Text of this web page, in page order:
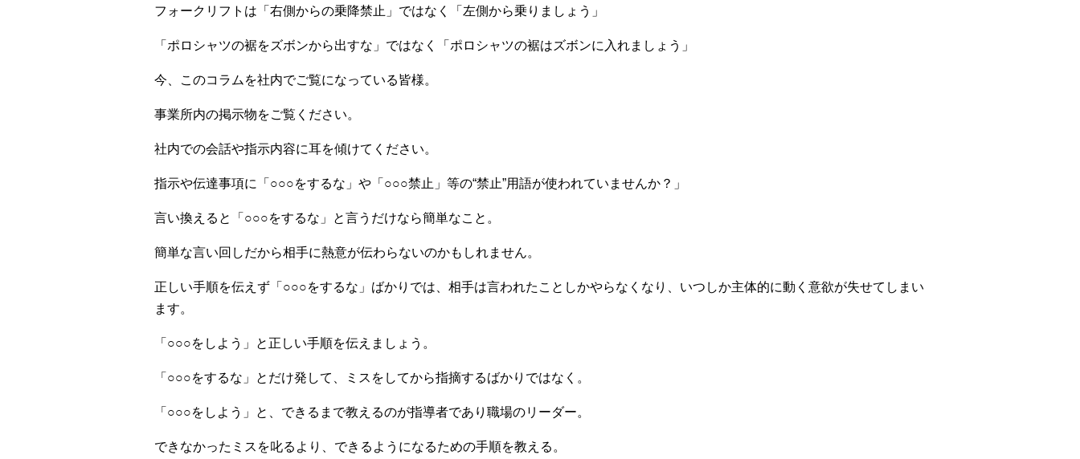
フォークリフトは「右側からの乗降禁止」ではなく「左側から乗りましょう」
「ポロシャツの裾をズボンから出すな」ではなく「ポロシャツの裾はズボンに入れましょう」
今、このコラムを社内でご覧になっている皆様。
事業所内の掲示物をご覧ください。
社内での会話や指示内容に耳を傾けてください。
指示や伝達事項に「○○○をするな」や「○○○禁止」等の“禁止”用語が使われていませんか？」
言い換えると「○○○をするな」と言うだけなら簡単なこと。
簡単な言い回しだから相手に熱意が伝わらないのかもしれません。
正しい手順を伝えず「○○○をするな」ばかりでは、相手は言われたことしかやらなくなり、いつしか主体的に動く意欲が失せてしまい
ます。
「○○○をしよう」と正しい手順を伝えましょう。
「○○○をするな」とだけ発して、ミスをしてから指摘するばかりではなく。
「○○○をしよう」と、できるまで教えるのが指導者であり職場のリーダー。
できなかったミスを叱るより、できるようになるための手順を教える。